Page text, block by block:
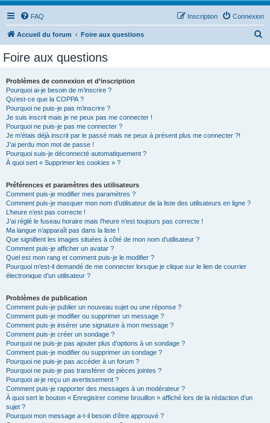
FAQ Connexion
Inscription
Accueil du forum Foire aux questions
Foire aux questions
Problèmes de connexion et d’inscription
Pourquoi ai-je besoin de m’inscrire ?
Qu’est-ce que la COPPA ?
Pourquoi ne puis-je pas m’inscrire ?
Je suis inscrit mais je ne peux pas me connecter !
Pourquoi ne puis-je pas me connecter ?
Je m’étais déjà inscrit par le passé mais ne peux à présent plus me connecter ?!
J’ai perdu mon mot de passe !
Pourquoi suis-je déconnecté automatiquement ?
À quoi sert « Supprimer les cookies » ?
Préférences et paramètres des utilisateurs
Comment puis-je modifier mes paramètres ?
Comment puis-je masquer mon nom d’utilisateur de la liste des utilisateurs en ligne ?
L’heure n’est pas correcte !
J’ai réglé le fuseau horaire mais l’heure n’est toujours pas correcte !
Ma langue n’apparaît pas dans la liste !
Que signifient les images situées à côté de mon nom d’utilisateur ?
Comment puis-je afficher un avatar ?
Quel est mon rang et comment puis-je le modifier ?
Pourquoi m’est-il demandé de me connecter lorsque je clique sur le lien de courrier
électronique d’un utilisateur ?
Problèmes de publication
Comment puis-je publier un nouveau sujet ou une réponse ?
Comment puis-je modifier ou supprimer un message ?
Comment puis-je insérer une signature à mon message ?
Comment puis-je créer un sondage ?
Pourquoi ne puis-je pas ajouter plus d’options à un sondage ?
Comment puis-je modifier ou supprimer un sondage ?
Pourquoi ne puis-je pas accéder à un forum ?
Pourquoi ne puis-je pas transférer de pièces jointes ?
Pourquoi ai-je reçu un avertissement ?
Comment puis-je rapporter des messages à un modérateur ?
À quoi sert le bouton « Enregistrer comme brouillon » affiché lors de la rédaction d’un
sujet ?
Pourquoi mon message a-t-il besoin d’être approuvé ?